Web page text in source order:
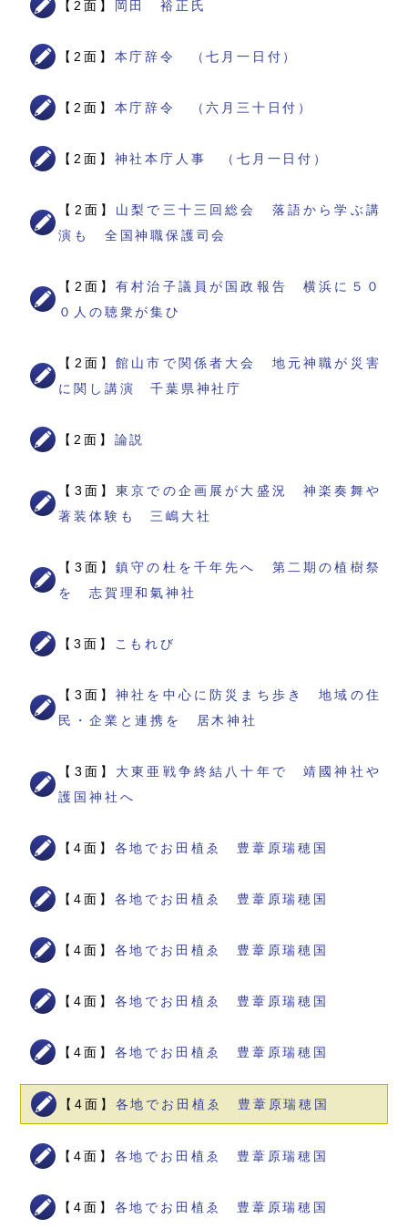
【2面】 岡田 裕正氏
【2面】 本庁辞令 （七月一日付）
【2面】 本庁辞令 （六月三十日付）
【2面】 神社本庁人事 （七月一日付）
【2面】 山梨で三十三回総会 落語から学ぶ講
演も 全国神職保護司会
【2面】有村治子議員が国政報告 横浜に５０
０人の聴衆が集ひ
【2面】館山市で関係者大会 地元神職が災害
に関し講演 千葉県神社庁
【2面】 論説
【3面】東京での企画展が大盛況 神楽奏舞や
著装体験も 三嶋大社
【3面】鎮守の杜を千年先へ 第二期の植樹祭
を 志賀理和氣神社
【3面】 こもれび
【3面】神社を中心に防災まち歩き 地域の住
民・企業と連携を 居木神社
【3面】 大東亜戦争終結八十年で 靖國神社や
護国神社へ
【4面】 各地でお田植ゑ 豊葦原瑞穂国
【4面】 各地でお田植ゑ 豊葦原瑞穂国
【4面】 各地でお田植ゑ 豊葦原瑞穂国
【4面】 各地でお田植ゑ 豊葦原瑞穂国
【4面】 各地でお田植ゑ 豊葦原瑞穂国
【4面】 各地でお田植ゑ 豊葦原瑞穂国
【4面】 各地でお田植ゑ 豊葦原瑞穂国
【4面】 各地でお田植ゑ 豊葦原瑞穂国